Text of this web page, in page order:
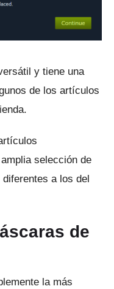
y tiene una
de los artículos
selección de
a los del
de
la más